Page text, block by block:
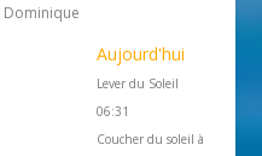
Dominique
Aujourd'hui
Lever du Soleil
06:31
Coucher du soleil à